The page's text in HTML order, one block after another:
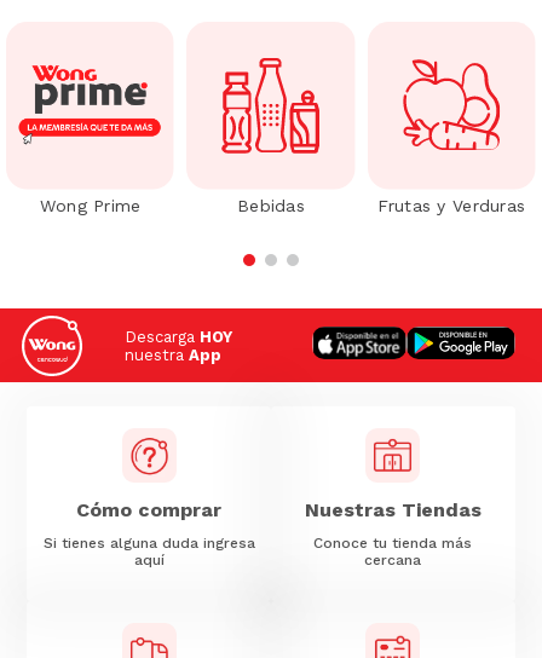
Wong Prime Bebidas Frutas y Verduras
Descarga HOY
nuestra App
Cómo comprar
Si tienes alguna duda ingresa
aquí
Nuestras Tiendas
Conoce tu tienda más
cercana